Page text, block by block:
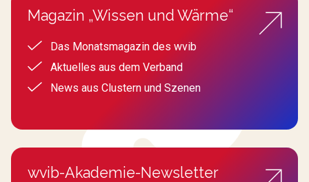
Magazin „Wissen und Wärme“
Das Monatsmagazin des wvib
Aktuelles aus dem Verband
News aus Clustern und Szenen
wvib-Akademie-Newsletter